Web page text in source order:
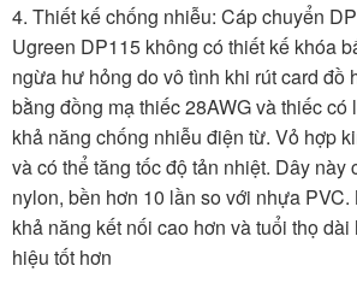
4. Thiết kế chống nhiễu: Cáp chuyển
Ugreen DP115 không có thiết kế khóa
ngừa hư hỏng do vô tình khi rút card đồ
bằng đồng mạ thiếc 28AWG và thiếc có
khả năng chống nhiễu điện từ. Vỏ hợp
và có thể tăng tốc độ tản nhiệt. Dây này
nylon, bền hơn 10 lần so với nhựa
khả năng kết nối cao hơn và tuổi thọ dài
hiệu tốt hơn